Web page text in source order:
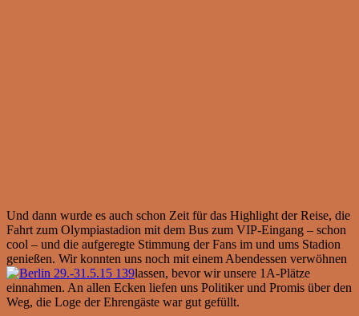
Und dann wurde es auch schon Zeit für das Highlight der Reise, die
Fahrt zum Olympiastadion mit dem Bus zum VIP-Eingang – schon
cool – und die aufgeregte Stimmung der Fans im und ums Stadion
genießen. Wir konnten uns noch mit einem Abendessen verwöhnen
lassen, bevor wir unsere 1A-Plätze
einnahmen. An allen Ecken liefen uns Politiker und Promis über den
Weg, die Loge der Ehrengäste war gut gefüllt.